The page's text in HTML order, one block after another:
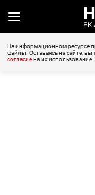
На информационном ресурсе
файлы. Оставаясь на сайте, вы
согласиена их использование.